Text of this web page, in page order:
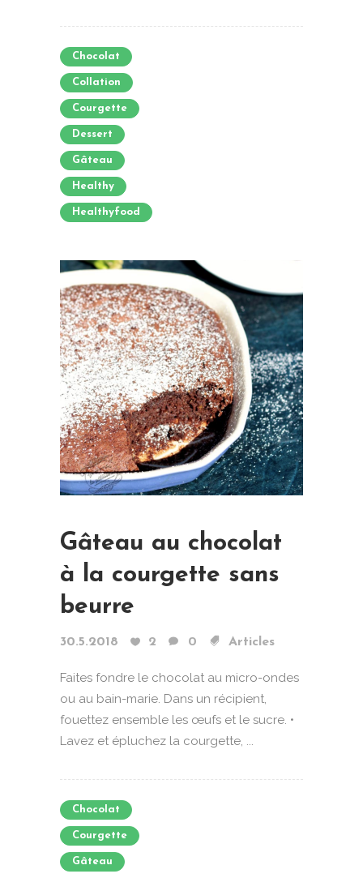
Chocolat
Collation
Courgette
Dessert
Gâteau
Healthy
Healthyfood
Gâteau au chocolat
à la courgette sans
beurre
30.5.2018 2 0 Articles
Faites fondre le chocolat au micro-ondes
ou au bain-marie. Dans un récipient,
fouettez ensemble les œufs et le sucre. •
Lavez et épluchez la courgette, ...
Chocolat
Courgette
Gâteau